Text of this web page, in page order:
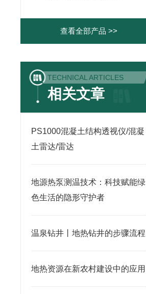
查看全部产品 >>
TECHNICAL ARTICLES
相关文章
PS1000混凝土结构透视仪/混凝
土雷达/雷达
地源热泵测温技术：科技赋能绿
色生活的隐形守护者
温泉钻井丨地热钻井的步骤流程
地热资源在新农村建设中的应用